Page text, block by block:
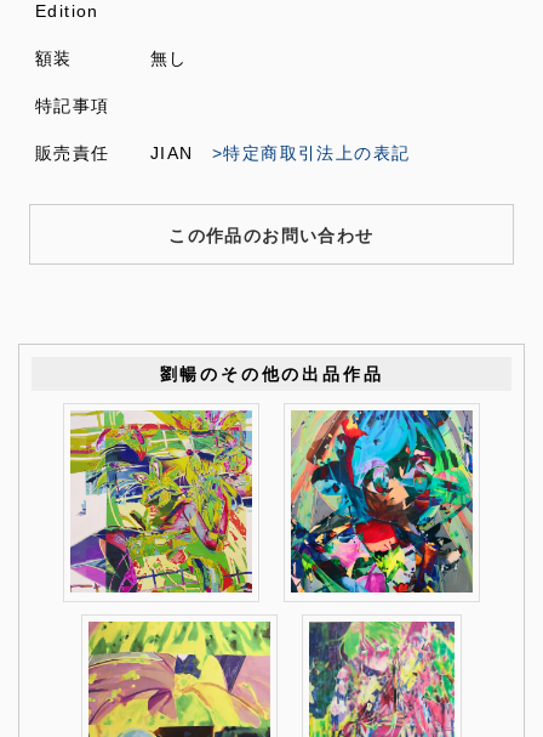
Edition
額装 無し
特記事項
販売責任 JIAN >特定商取引法上の表記
この作品のお問い合わせ
劉暢のその他の出品作品